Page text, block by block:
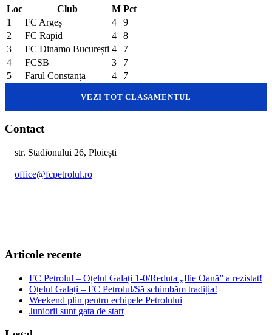
Loc Club M Pct
1
FC Argeș 4
9
2
FC Rapid 4
8
3
FC Dinamo București 4
7
4
FCSB 3
7
5
Farul Constanța 4 7
VEZI TOT CLASAMENTUL
Contact
str. Stadionului 26, Ploiești
office@fcpetrolul.ro
Articole recente
FC Petrolul – Oțelul Galați 1-0/Reduta „Ilie Oană” a rezistat!
Oțelul Galați – FC Petrolul/Să schimbăm tradiția!
Weekend plin pentru echipele Petrolului
Juniorii sunt gata de start